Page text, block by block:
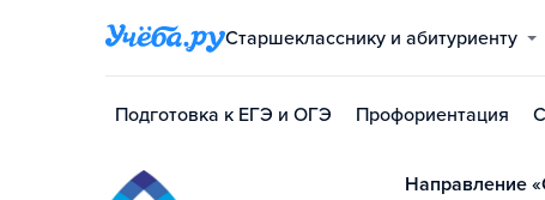
Старшекласснику и абитуриенту
Подготовка к ЕГЭ и ОГЭ Профориентация
Направление